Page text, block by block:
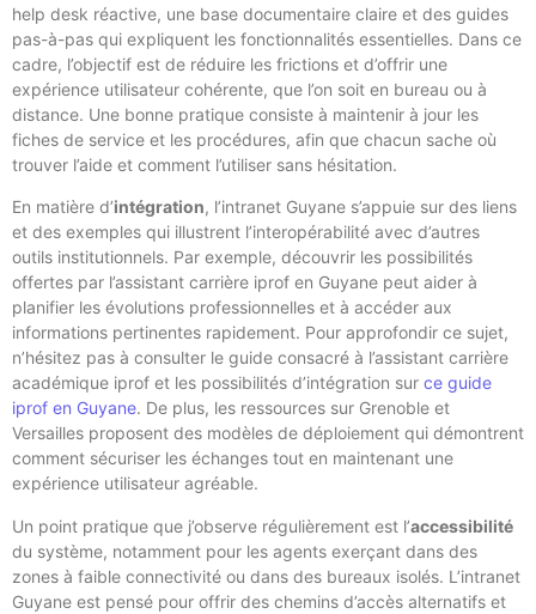
help desk réactive, une base documentaire claire et des guides
pas-à-pas qui expliquent les fonctionnalités essentielles. Dans ce
cadre, l’objectif est de réduire les frictions et d’offrir une
expérience utilisateur cohérente, que l’on soit en bureau ou à
distance. Une bonne pratique consiste à maintenir à jour les
fiches de service et les procédures, afin que chacun sache où
trouver l’aide et comment l’utiliser sans hésitation.
En matière d’intégration, l’intranet Guyane s’appuie sur des liens
et des exemples qui illustrent l’interopérabilité avec d’autres
outils institutionnels. Par exemple, découvrir les possibilités
offertes par l’assistant carrière iprof en Guyane peut aider à
planifier les évolutions professionnelles et à accéder aux
informations pertinentes rapidement. Pour approfondir ce sujet,
n’hésitez pas à consulter le guide consacré à l’assistant carrière
académique iprof et les possibilités d’intégration sur ce guide
iprof en Guyane. De plus, les ressources sur Grenoble et
Versailles proposent des modèles de déploiement qui démontrent
comment sécuriser les échanges tout en maintenant une
expérience utilisateur agréable.
Un point pratique que j’observe régulièrement est l’accessibilité
du système, notamment pour les agents exerçant dans des
zones à faible connectivité ou dans des bureaux isolés. L’intranet
Guyane est pensé pour offrir des chemins d’accès alternatifs et